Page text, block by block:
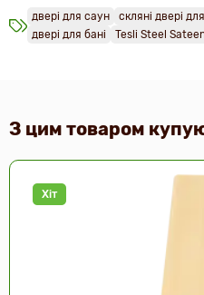
двері для саун скляні двері
двері для бані
Tesli Steel
З цим товаром
Хіт